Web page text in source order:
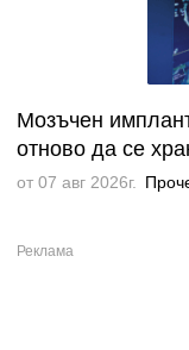
Мозъчен
отново да се
от 07 авг 2026г.